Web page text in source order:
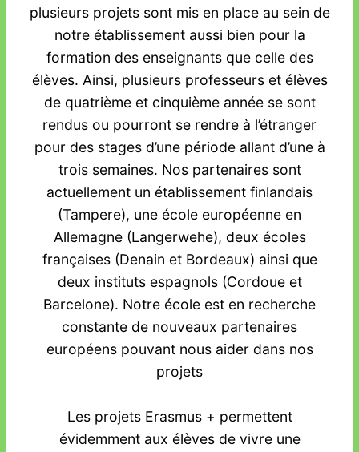
plusieurs projets sont mis en place au sein de
notre établissement aussi bien pour la
formation des enseignants que celle des
élèves. Ainsi, plusieurs professeurs et élèves
de quatrième et cinquième année se sont
rendus ou pourront se rendre à l’étranger
pour des stages d’une période allant d’une à
trois semaines. Nos partenaires sont
actuellement un établissement finlandais
(Tampere), une école européenne en
Allemagne (Langerwehe), deux écoles
françaises (Denain et Bordeaux) ainsi que
deux instituts espagnols (Cordoue et
Barcelone). Notre école est en recherche
constante de nouveaux partenaires
européens pouvant nous aider dans nos
projets
Les projets Erasmus + permettent
évidemment aux élèves de vivre une